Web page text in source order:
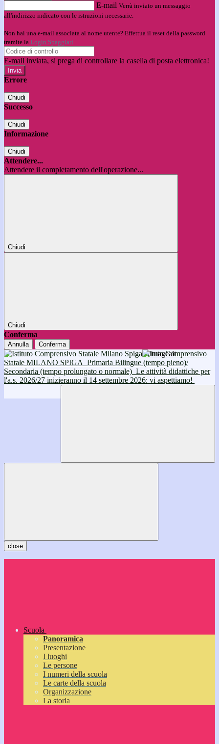
E-mail Verrà inviato un messaggio
all'indirizzo indicato con le istruzioni necessarie.
Non hai una e-mail associata al nome utente? Effettua il reset della password
tramite la Login Spaggiari
E-mail inviata, si prega di controllare la casella di posta elettronica!
Errore
Chiudi
Successo
Chiudi
Informazione
Chiudi
Attendere...
Attendere il completamento dell'operazione...
Chiudi
Chiudi
Conferma
Annulla Conferma
Istituto Comprensivo
Statale MILANO SPIGA Primaria Bilingue (tempo pieno)/
Secondaria (tempo prolungato o normale) Le attività didattiche per
l'a.s. 2026/27 inizieranno il 14 settembre 2026: vi aspettiamo!
close
Scuola
Panoramica
Presentazione
I luoghi
Le persone
I numeri della scuola
Le carte della scuola
Organizzazione
La storia